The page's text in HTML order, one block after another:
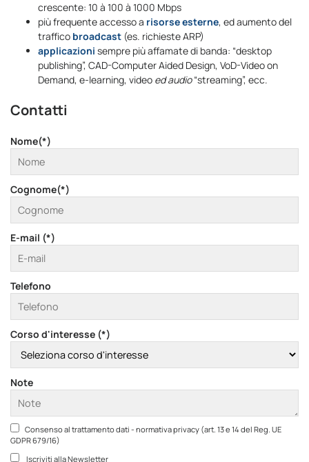
crescente: 10 à 100 à 1000 Mbps
più frequente accesso a risorse esterne, ed aumento del
traffico broadcast (es. richieste ARP)
applicazioni sempre più affamate di banda: “desktop
publishing”, CAD-Computer Aided Design, VoD-Video on
Demand, e-learning, video ed audio“streaming”, ecc.
Contatti
Nome(*)
Cognome(*)
E-mail (*)
Telefono
Corso d'interesse (*)
Note
Consenso al trattamento dati - normativa privacy (art. 13 e 14 del Reg. UE
GDPR 679/16)
Iscriviti alla Newsletter